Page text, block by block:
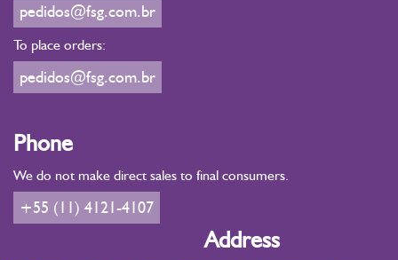
pedidos@fsg.com.br
To place orders:
pedidos@fsg.com.br
Phone
We do not make direct sales to final consumers.
+55 (11) 4121-4107
Address